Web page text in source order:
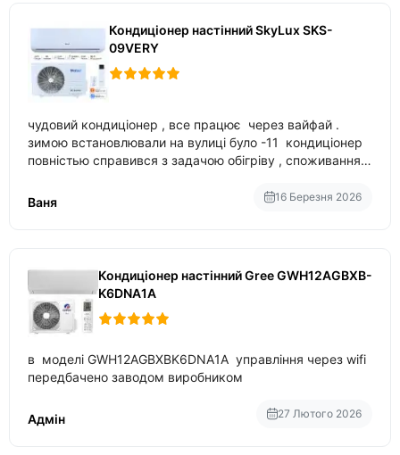
Кондиціонер настінний SkyLux SKS-
09VERY
чудовий кондиціонер , все працює через вайфай .
зимою встановлювали на вулиці було -11 кондиціонер
повністью справився з задачою обігріву , споживання
температури
Ваня 16 Березня 2026
Кондиціонер настінний Gree GWH12AGBXB-
K6DNA1A
в моделі GWH12AGBXBK6DNA1A управління через wifi
передбачено заводом виробником
Адмін 27 Лютого 2026